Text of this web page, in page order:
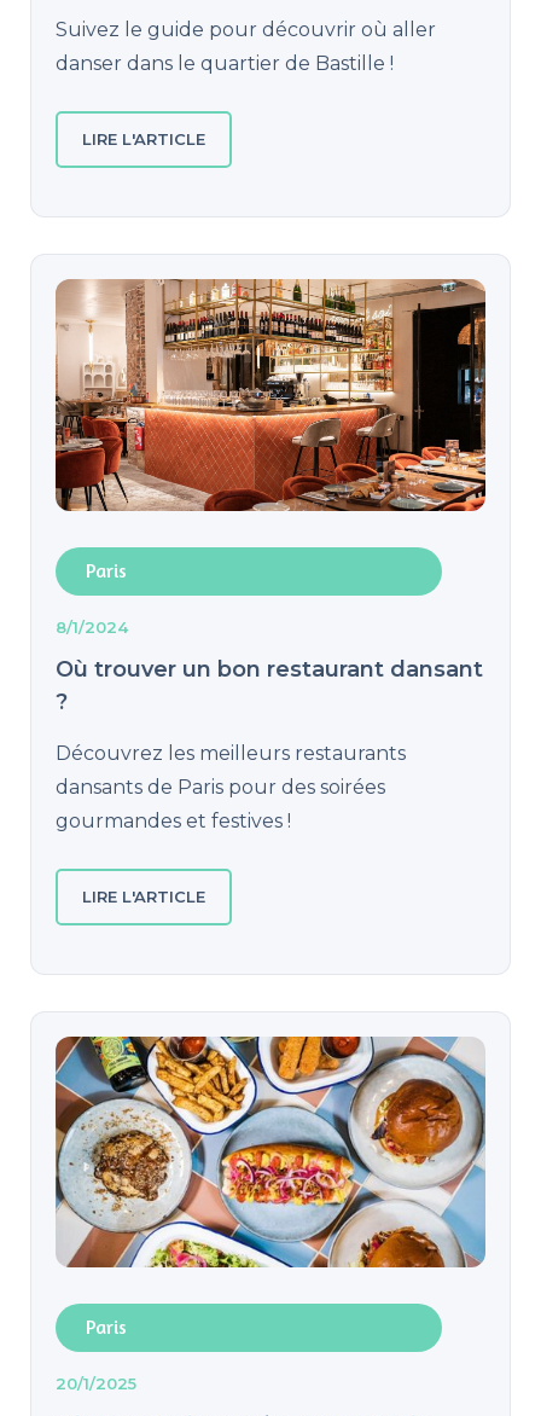
Suivez le guide pour découvrir où aller
danser dans le quartier de Bastille !
LIRE L'ARTICLE
Paris
8/1/2024
Où trouver un bon restaurant dansant
?
Découvrez les meilleurs restaurants
dansants de Paris pour des soirées
gourmandes et festives !
LIRE L'ARTICLE
Paris
20/1/2025